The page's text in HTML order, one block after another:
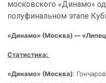
московского «Динамо»
полуфинальном этапе
«Динамо» (Москва) —
Статистика:
«Динамо» (Москва):